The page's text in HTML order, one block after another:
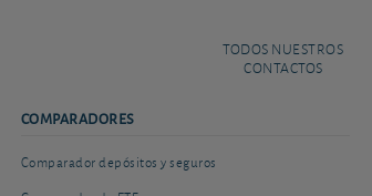
TODOS NUESTROS
CONTACTOS
COMPARADORES
Comparador depósitos y seguros